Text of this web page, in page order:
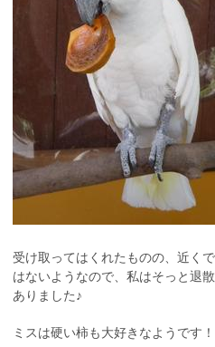
受け取ってはくれたものの、近く
はないようなので、私はそっと退
ありました♪
ミスは硬い柿も大好きなようです！